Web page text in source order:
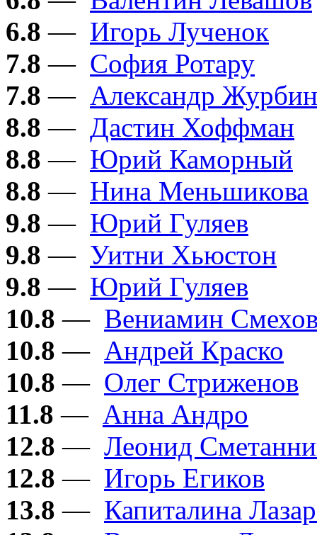
6.8 — Игорь Лученок
7.8 — София Ротару
7.8 — Александр Журбин
8.8 — Дастин Хоффман
8.8 — Юрий Каморный
8.8 — Нина Меньшикова
9.8 — Юрий Гуляев
9.8 — Уитни Хьюстон
9.8 — Юрий Гуляев
10.8 — Вениамин
10.8 — Андрей Краско
10.8 — Олег Стриженов
11.8 — Анна Андро
12.8 — Леонид
12.8 — Игорь Егиков
13.8 — Капиталина